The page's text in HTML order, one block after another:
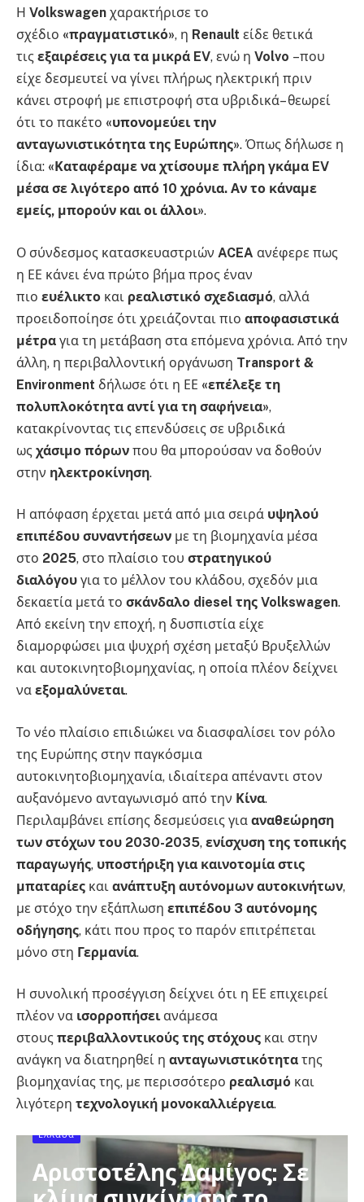
Η Volkswagen χαρακτήρισε το
σχέδιο «πραγματιστικό», η Renault είδε θετικά
τις εξαιρέσεις για τα μικρά EV, ενώ η Volvo –που
είχε δεσμευτεί να γίνει πλήρως ηλεκτρική πριν
κάνει στροφή με επιστροφή στα υβριδικά– θεωρεί
ότι το πακέτο «υπονομεύει την
ανταγωνιστικότητα της Ευρώπης». Όπως δήλωσε η
ίδια: «Καταφέραμε να χτίσουμε πλήρη γκάμα EV
μέσα σε λιγότερο από 10 χρόνια. Αν το κάναμε
εμείς, μπορούν και οι άλλοι».
Ο σύνδεσμος κατασκευαστριών ACEA ανέφερε πως
η ΕΕ κάνει ένα πρώτο βήμα προς έναν
πιο ευέλικτο και ρεαλιστικό σχεδιασμό, αλλά
προειδοποίησε ότι χρειάζονται πιο αποφασιστικά
μέτρα για τη μετάβαση στα επόμενα χρόνια. Από την
άλλη, η περιβαλλοντική οργάνωση Transport &
Environment δήλωσε ότι η ΕΕ «επέλεξε τη
πολυπλοκότητα αντί για τη σαφήνεια»,
κατακρίνοντας τις επενδύσεις σε υβριδικά
ως χάσιμο πόρων που θα μπορούσαν να δοθούν
στην ηλεκτροκίνηση.
Η απόφαση έρχεται μετά από μια σειρά υψηλού
επιπέδου συναντήσεων με τη βιομηχανία μέσα
στο 2025, στο πλαίσιο του στρατηγικού
διαλόγου για το μέλλον του κλάδου, σχεδόν μια
δεκαετία μετά το σκάνδαλο diesel της Volkswagen.
Από εκείνη την εποχή, η δυσπιστία είχε
διαμορφώσει μια ψυχρή σχέση μεταξύ Βρυξελλών
και αυτοκινητοβιομηχανίας, η οποία πλέον δείχνει
να εξομαλύνεται.
Το νέο πλαίσιο επιδιώκει να διασφαλίσει τον ρόλο
της Ευρώπης στην παγκόσμια
αυτοκινητοβιομηχανία, ιδιαίτερα απέναντι στον
αυξανόμενο ανταγωνισμό από την Κίνα.
Περιλαμβάνει επίσης δεσμεύσεις για αναθεώρηση
των στόχων του 2030-2035, ενίσχυση της τοπικής
παραγωγής, υποστήριξη για καινοτομία στις
μπαταρίες και ανάπτυξη αυτόνομων αυτοκινήτων,
με στόχο την εξάπλωση επιπέδου 3 αυτόνομης
οδήγησης, κάτι που προς το παρόν επιτρέπεται
μόνο στη Γερμανία.
Η συνολική προσέγγιση δείχνει ότι η ΕΕ επιχειρεί
πλέον να ισορροπήσειανάμεσα
στους περιβαλλοντικούς της στόχους και στην
ανάγκη να διατηρηθεί η ανταγωνιστικότητα της
βιομηχανίας της, με περισσότερο ρεαλισμό και
λιγότερη τεχνολογική μονοκαλλιέργεια.
Ελλάδα
Αριστοτέλης Δαμίγος: Σε